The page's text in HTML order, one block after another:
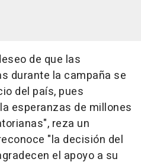
de que las
durante la campaña se
del país, pues
esperanzas de millones
reza un
"la decisión del
el apoyo a su